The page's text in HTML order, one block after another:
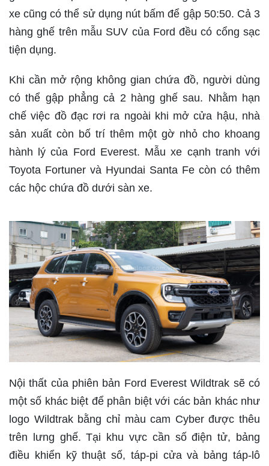
xe cũng có thể sử dụng nút bấm để gập 50:50. Cả 3
hàng ghế trên mẫu SUV của Ford đều có cổng sạc
tiện dụng.
Khi cần mở rộng không gian chứa đồ, người dùng
có thể gập phẳng cả 2 hàng ghế sau. Nhằm hạn
chế việc đồ đạc rơi ra ngoài khi mở cửa hậu, nhà
sản xuất còn bố trí thêm một gờ nhỏ cho khoang
hành lý của Ford Everest. Mẫu xe cạnh tranh với
Toyota Fortuner và Hyundai Santa Fe còn có thêm
các hộc chứa đồ dưới sàn xe.
Nội thất của phiên bản Ford Everest Wildtrak sẽ có
một số khác biệt để phân biệt với các bản khác như
logo Wildtrak bằng chỉ màu cam Cyber được thêu
trên lưng ghế. Tại khu vực cần số điện tử, bảng
điều khiển kỹ thuật số, táp-pi cửa và bảng táp-lô